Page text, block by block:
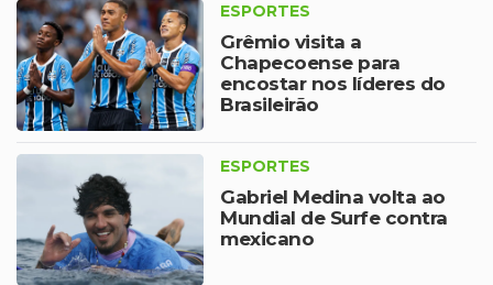
ESPORTES
Grêmio visita a
Chapecoense para
encostar nos líderes do
Brasileirão
ESPORTES
Gabriel Medina volta ao
Mundial de Surfe contra
mexicano